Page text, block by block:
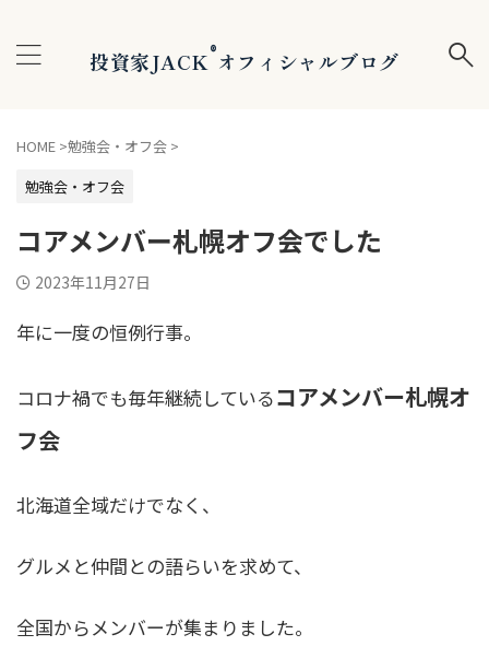
投資家JACK®オフィシャルブログ
HOME >勉強会・オフ会 >
勉強会・オフ会
コアメンバー札幌オフ会でした
2023年11月27日
年に一度の恒例行事。
コロナ禍でも毎年継続しているコアメンバー札幌オ
フ会
北海道全域だけでなく、
グルメと仲間との語らいを求めて、
全国からメンバーが集まりました。